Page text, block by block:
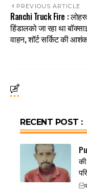
PREVIOUS ARTICLE
Ranchi Truck Fire :
हिंडालको जा रहा था
वाहन, शॉर्ट सर्किट की
RECENT POST :